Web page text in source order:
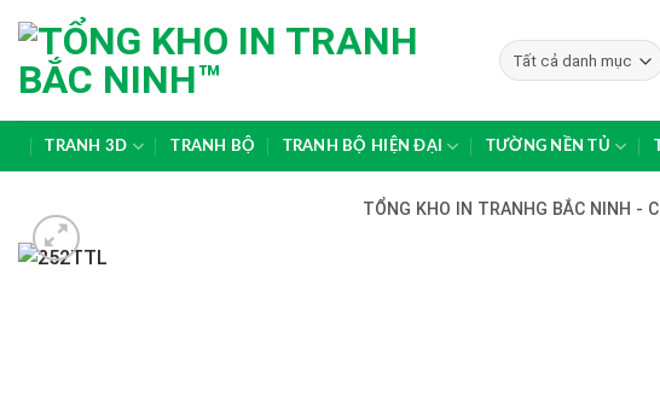
to
content
TRANH 3D TRANH BỘ TRANH BỘ HIỆN ĐẠI TƯỜNG NỀN TỦ
TỔNG KHO IN TRANHG BẮC NINH -